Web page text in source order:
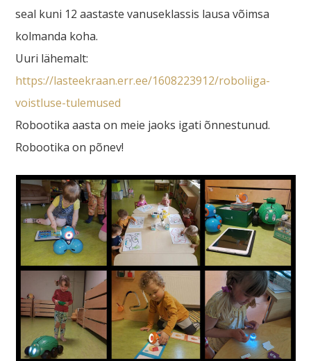
seal kuni 12 aastaste vanuseklassis lausa võimsa
kolmanda koha.
Uuri lähemalt:
https://lasteekraan.err.ee/1608223912/roboliiga-
voistluse-tulemused
Robootika aasta on meie jaoks igati õnnestunud.
Robootika on põnev!